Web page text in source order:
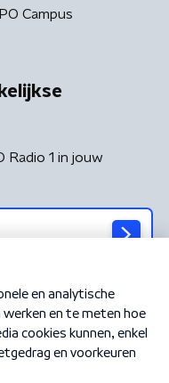
Campus
Radio 1 in jouw